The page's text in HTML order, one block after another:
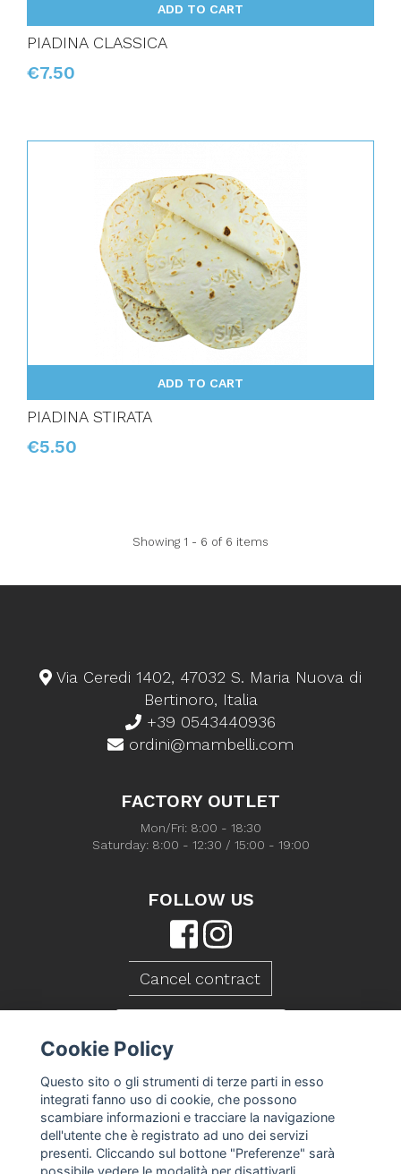
ADD TO CART
PIADINA CLASSICA
€7.50
ADD TO CART
PIADINA STIRATA
€5.50
Showing 1 - 6 of 6 items
Via Ceredi 1402, 47032 S. Maria Nuova di
Bertinoro, Italia
+39 0543440936
ordini@mambelli.com
FACTORY OUTLET
Mon/Fri: 8:00 - 18:30
Saturday: 8:00 - 12:30 / 15:00 - 19:00
FOLLOW US
Cancel contract
Cookie Policy
Questo sito o gli strumenti di terze parti in esso
integrati fanno uso di cookie, che possono
scambiare informazioni e tracciare la navigazione
dell'utente che è registrato ad uno dei servizi
presenti. Cliccando sul bottone "Preferenze" sarà
possibile vedere le modalità per disattivarli.